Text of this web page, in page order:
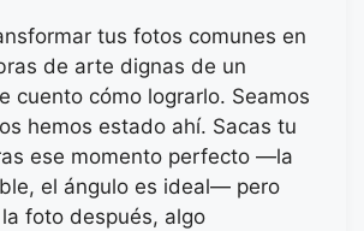
tus fotos comunes en
de arte dignas de un
cuento cómo lograrlo. Seamos
hemos estado ahí. Sacas tu
ese momento perfecto —la
el ángulo es ideal— pero
foto después, algo